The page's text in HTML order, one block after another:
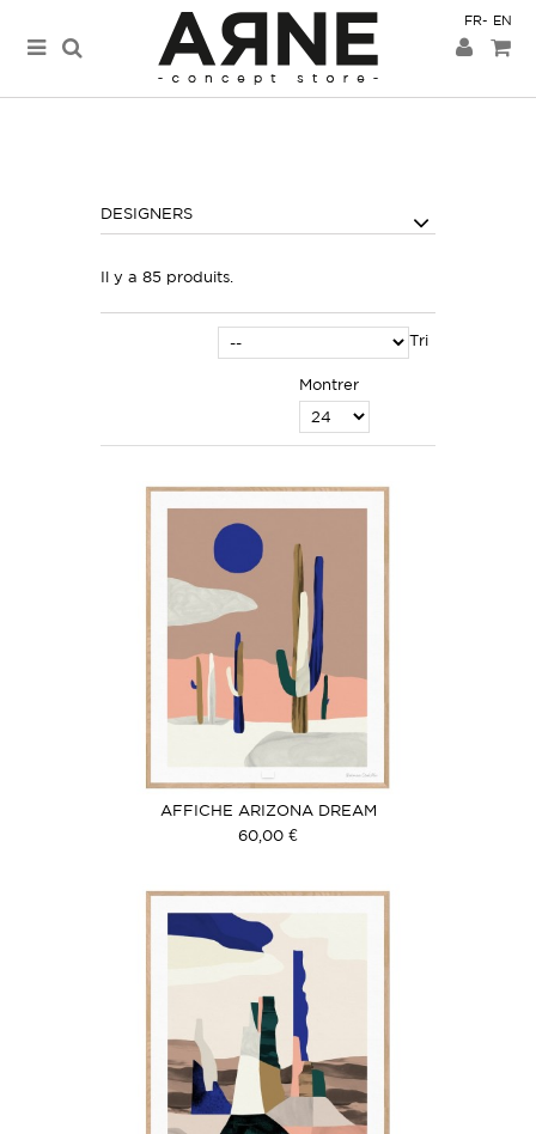
FR EN
DESIGNERS
Il y a 85 produits.
Tri
Montrer
AFFICHE ARIZONA DREAM
60,00 €